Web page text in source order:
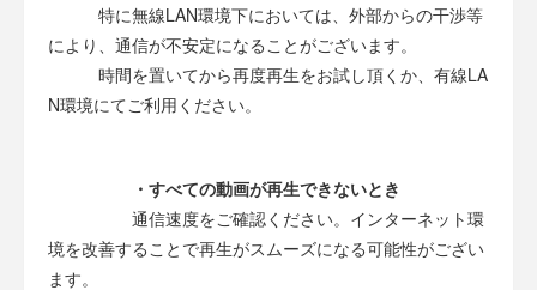
特に無線LAN環境下においては、外部からの干渉等
により、通信が不安定になることがございます。
時間を置いてから再度再生をお試し頂くか、有線LA
N環境にてご利用ください。
・すべての動画が再生できないとき
通信速度をご確認ください。インターネット環
境を改善することで再生がスムーズになる可能性がござい
ます。